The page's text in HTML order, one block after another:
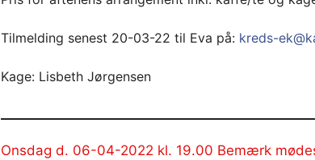
Tilmelding senest 20-03-22 til Eva på: kreds-
Kage: Lisbeth Jørgensen
Onsdag d. 06-04-2022 kl. 19.00 Bemærk